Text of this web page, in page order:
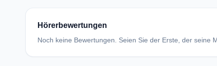
Hörerbewertungen
Noch keine Bewertungen. Seien Sie der Erste, der seine